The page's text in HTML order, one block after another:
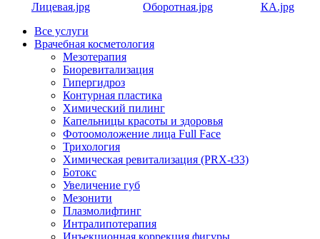
Все услуги
Врачебная косметология
Мезотерапия
Биоревитализация
Гипергидроз
Контурная пластика
Химический пилинг
Капельницы красоты и здоровья
Фотоомоложение лица Full Face
Трихология
Химическая ревитализация (PRX-t33)
Ботокс
Увеличение губ
Мезонити
Плазмолифтинг
Интралипотерапия
Инъекционная коррекция фигуры